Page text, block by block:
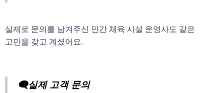
실제로 문의를 남겨주신 민간 체육 시설 운영사도 같은
고민을 갖고 계셨어요.
🗨️실제 고객 문의